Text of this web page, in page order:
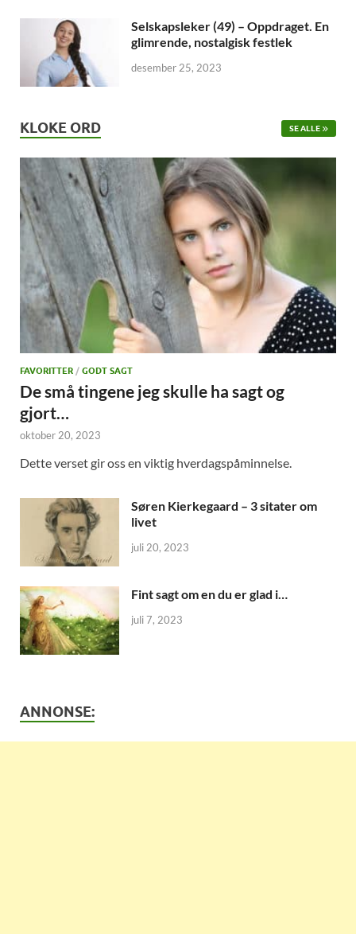
Selskapsleker (49) – Oppdraget. En
glimrende, nostalgisk festlek
desember 25, 2023
KLOKE ORD SE ALLE
FAVORITTER / GODT SAGT
De små tingene jeg skulle ha sagt og
gjort…
oktober 20, 2023
Dette verset gir oss en viktig hverdagspåminnelse.
Søren Kierkegaard – 3 sitater om
livet
juli 20, 2023
Fint sagt om en du er glad i…
juli 7, 2023
ANNONSE: